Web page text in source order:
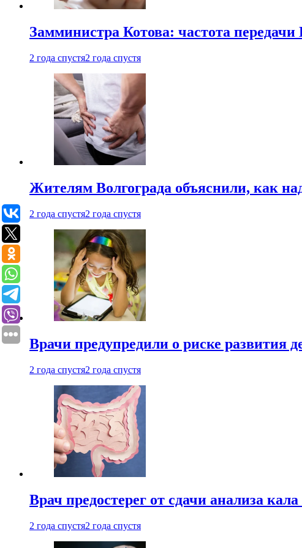
Замминистра Котова: частота
2 года спустя2 года спустя
Жителям Волгограда объяснили, как
2 года спустя2 года спустя
Врачи предупредили о риске развития
2 года спустя2 года спустя
Врач предостерег от сдачи анализа
2 года спустя2 года спустя